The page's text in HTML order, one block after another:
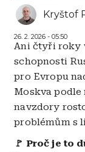
Kryštof
26. 2. 2026 - 05:50
Ani čtyři roky
schopnosti
pro Evropu
Moskva
navzdory
problémům s
🚩 Proč je to